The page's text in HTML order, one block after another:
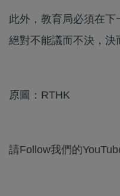
此外，教育局必須在下
絕對不能議而不決，決
原圖：RTHK
請Follow我們的